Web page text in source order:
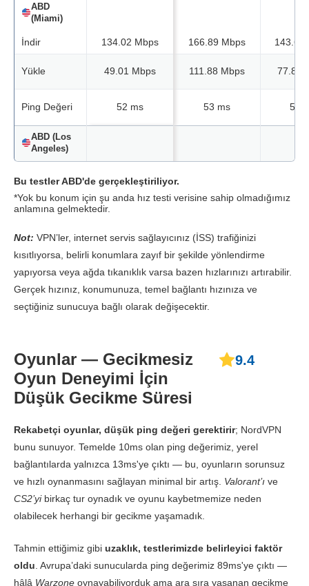
ABD
(Miami)
İndir
Yükle
Ping Değeri
ABD (Los
Angeles)
Yükle
Ping Değeri
York)
İndir
Ping Değeri
Kanada
İndir
Yükle
Ping Değeri
İndir
134.02 Mbps
49.01 Mbps
52 ms
Veri yok*
32 ms
144.13 Mbps
41 ms
189.65 Mbps
39.42 Mbps
42 ms
129.27 Mbps
166.89 Mbps
111.88 Mbps
53 ms
66.42 Mbps
42 ms
175.09 Mbps
45 ms
158 Mbps
80.81 Mbps
50 ms
139.03 Mbps
143.62
77.82
54
103.06
8.23
8.39
Bu testler ABD'de gerçekleştiriliyor.
*Yok bu konum için şu anda hız testi verisine sahip olmadığımız
anlamına gelmektedir.
Not: VPN’ler, internet servis sağlayıcınız (İSS) trafiğinizi
kısıtlıyorsa, belirli konumlara zayıf bir şekilde yönlendirme
yapıyorsa veya ağda tıkanıklık varsa bazen hızlarınızı artırabilir.
Gerçek hızınız, konumunuza, temel bağlantı hızınıza ve
seçtiğiniz sunucuya bağlı olarak değişecektir.
Oyunlar — Gecikmesiz
Oyun Deneyimi İçin
Düşük Gecikme Süresi
9.4
Rekabetçi oyunlar, düşük ping değeri gerektirir; NordVPN
bunu sunuyor. Temelde 10ms olan ping değerimiz, yerel
bağlantılarda yalnızca 13ms'ye çıktı — bu, oyunların sorunsuz
ve hızlı oynanmasını sağlayan minimal bir artış. Valorant’ı ve
CS2’yibirkaç tur oynadık ve oyunu kaybetmemize neden
olabilecek herhangi bir gecikme yaşamadık.
Tahmin ettiğimiz gibi uzaklık, testlerimizde belirleyici faktör
oldu . Avrupa’daki sunucularda ping değerimiz 89ms'ye çıktı —
hâlâ Warzone oynayabiliyorduk ama ara sıra yaşanan gecikme